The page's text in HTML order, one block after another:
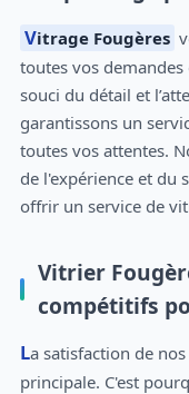
Vitrage Fougères
toutes vos
souci du détail et
garantissons un
toutes vos attentes.
de l'expérience et du
offrir un service de
Vitrier
compétitifs
La satisfaction de nos clients est notre motivation
principale. C'est